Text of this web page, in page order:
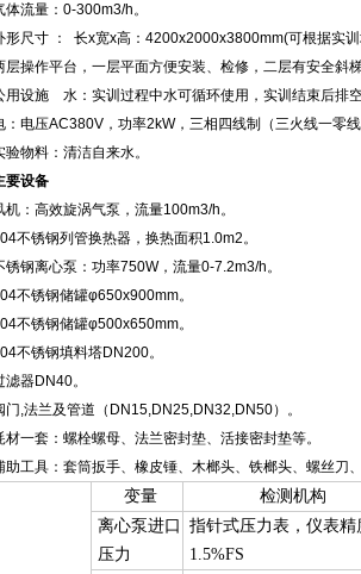
体流量：0-300m3/h。
形尺寸 ： 长x宽x高：4200x2000x3800mm(可根据实
层操作平台，一层平面方便安装、检修，二层有安全斜
用设施 水：实训过程中水可循环使用，实训结束后排空
：电压AC380V，功率2kW，三相四线制（三火线一零
验物料：清洁自来水。
要设备
机：高效旋涡气泵，流量100m3/h。
不锈钢列管换热器，换热面积1.0m2。
锈钢离心泵：功率750W，流量0-7.2m3/h。
不锈钢储罐φ650x900mm。
不锈钢储罐φ500x650mm。
不锈钢填料塔DN200。
滤器DN40。
门,法兰及管道（DN15,DN25,DN32,DN50）。
材一套：螺栓螺母、法兰密封垫、活接密封垫等。
助工具：套筒扳手、橡皮锤、木榔头、铁榔头、螺丝刀
变量 检测机构
离心泵进口
压力
指针式压力表，仪表精
1.5%FS